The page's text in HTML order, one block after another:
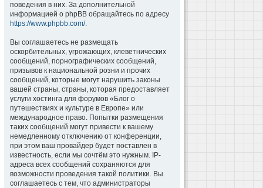
поведения в них. За дополнительной
информацией о phpBB обращайтесь по адресу
https://www.phpbb.com/.
Вы соглашаетесь не размещать
оскорбительных, угрожающих, клеветнических
сообщений, порнографических сообщений,
призывов к национальной розни и прочих
сообщений, которые могут нарушить законы
вашей страны, страны, которая предоставляет
услуги хостинга для форумов «Блог о
путешествиях и культуре в Европе» или
международное право. Попытки размещения
таких сообщений могут привести к вашему
немедленному отключению от конференции,
при этом ваш провайдер будет поставлен в
известность, если мы сочтём это нужным. IP-
адреса всех сообщений сохраняются для
возможности проведения такой политики. Вы
соглашаетесь с тем, что администраторы